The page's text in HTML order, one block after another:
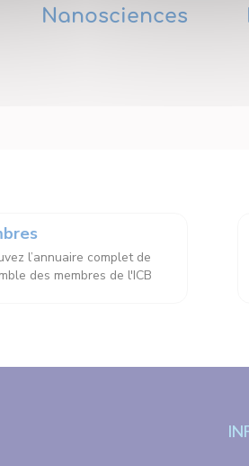
Nanosciences
l’annuaire complet de
des membres de l'ICB